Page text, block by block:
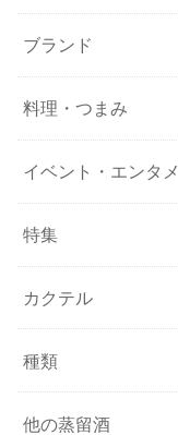
ブランド
料理・つまみ
イベント・エンタメ
特集
カクテル
種類
他の蒸留酒